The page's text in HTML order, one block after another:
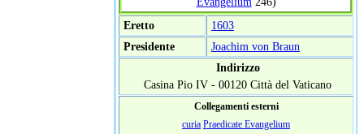
Eretto
1603
Presidente
Joachim von Braun
Indirizzo
Casina Pio IV - 00120 Città del Vaticano
Collegamenti esterni
curia Praedicate Evangelium